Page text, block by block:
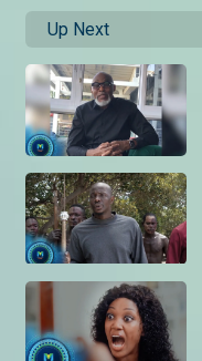
Up Next